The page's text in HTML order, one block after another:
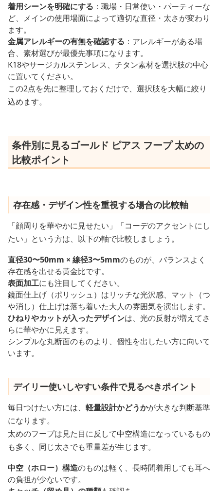
着用シーンを明確にする ：職場・日常使い・パーティーな
ど、メインの使用場面によって適切な直径・太さが変わり
ます。
金属アレルギーの有無を確認する ：アレルギーがある場
合、素材選びが最優先事項になります。
K18やサージカルステンレス、チタン素材を選択肢の中心
に置いてください。
この2点を先に整理しておくだけで、選択肢を大幅に絞り
込めます。
条件別に見るゴールド ピアス フープ 太めの
比較ポイント
存在感・デザイン性を重視する場合の比較軸
「顔周りを華やかに見せたい」「コーデのアクセントにし
たい」という方は、以下の軸で比較しましょう。
直径30〜50mm × 線径3〜5mmのものが、バランスよく
存在感を出せる黄金比です。
表面加工にも注目してください。
鏡面仕上げ（ポリッシュ）はリッチな光沢感、マット（つ
や消し）仕上げは落ち着いた大人の雰囲気を演出します。
ひねりやカットが入ったデザインは、光の反射が増えてさ
らに華やかに見えます。
シンプルな丸断面のものより、個性を出したい方に向いて
います。
デイリー使いしやすい条件で見るべきポイント
毎日つけたい方には、 軽量設計かどうかが大きな判断基準
になります。
太めのフープは見た目に反して中空構造になっているもの
も多く、同じ太さでも重量差が生じます。
中空（ホロー）構造のものは軽く、長時間着用しても耳へ
の負担が少ないです。